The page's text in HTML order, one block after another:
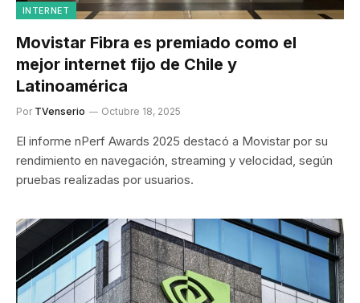
INTERNET
Movistar Fibra es premiado como el
mejor internet fijo de Chile y
Latinoamérica
Por TVenserio Octubre 18, 2025
El informe nPerf Awards 2025 destacó a Movistar por su
rendimiento en navegación, streaming y velocidad, según
pruebas realizadas por usuarios.